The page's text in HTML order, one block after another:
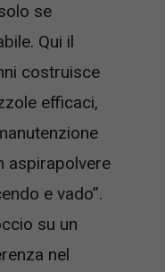
se
Qui il
costruisce
efficaci,
aspirapolvere
e vado”.
su un
nel